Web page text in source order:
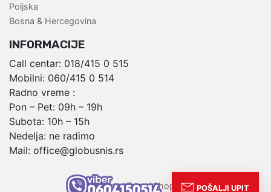
Poljska
Bosna & Hercegovina
INFORMACIJE
Call centar: 018/415 0 515
Mobilni: 060/415 0 514
Radno vreme :
Pon – Pet: 09h – 19h
Subota: 10h – 15h
Nedelja: ne radimo
Mail: office@globusnis.rs
Globus Travel Shop